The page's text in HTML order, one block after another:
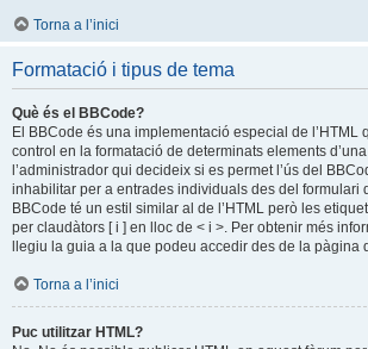
Torna a l’inici
Formatació i tipus de tema
Què és el BBCode?
El BBCode és una implementació especial de l’HTML
control en la formatació de determinats elements
l’administrador qui decideix si es permet l’ús del
inhabilitar per a entrades individuals des del formulari
BBCode té un estil similar al de l’HTML però les
per claudàtors [ i ] en lloc de < i >. Per obtenir més
llegiu la guia a la que podeu accedir des de la pàgina
Torna a l’inici
Puc utilitzar HTML?